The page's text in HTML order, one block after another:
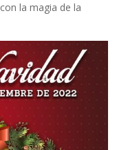
la magia de la